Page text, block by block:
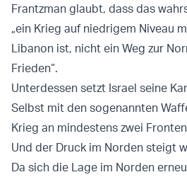
Frantzman glaubt, dass das
„ein Krieg auf niedrigem Niveau
Libanon ist, nicht ein Weg zur
Frieden“.
Unterdessen setzt Israel seine
Selbst mit den sogenannten
Krieg an mindestens zwei
Und der Druck im Norden steigt
Da sich die Lage im Norden